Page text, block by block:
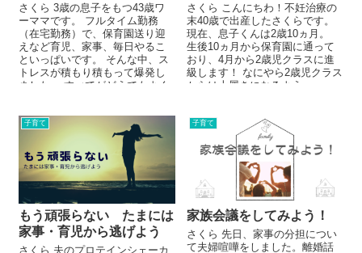
さくら 3歳の息子をもつ43歳ワ
ーママです。 フルタイム勤務
（在宅勤務）で、保育園送り迎
えなど育児、家事、毎日やるこ
といっぱいです。 そんな中、ス
トレスが積もり積もって爆発し
ました。 すべてがどうでもよく
さくら こんにちわ！不妊治療の
末40歳で出産したさくらです。
現在、息子くんは2歳10ヵ月。
生後10ヵ月から保育園に通って
おり、4月から2歳児クラスに進
級します！ なにやら2歳児クラス
からは上履きになるよう
子育て
もう頑張らない たまには
家事・育児から逃げよう
さくら 夫のプロテインシェーカ
子育て
家族会議をしてみよう！
さくら 先日、家事の分担につい
て夫婦喧嘩をしました。離婚話